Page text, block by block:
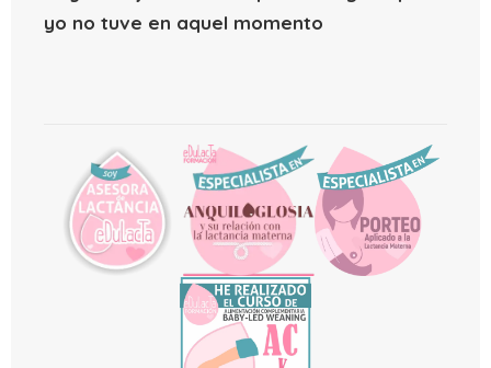
yo no tuve en aquel momento